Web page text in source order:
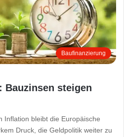
Baufinanzierung
Bauzinsen steigen
Inflation bleibt die Europäische
Druck, die Geldpolitik weiter zu